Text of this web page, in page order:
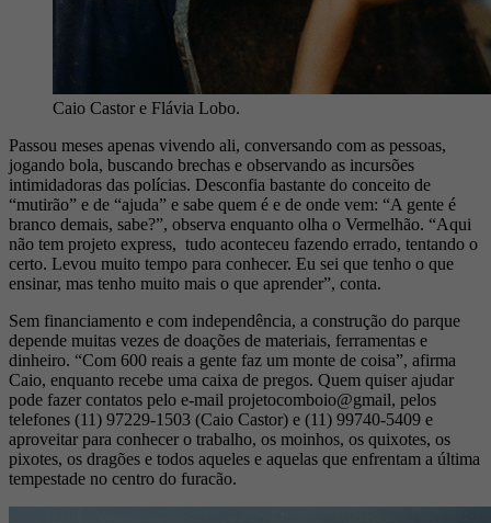
Caio Castor e Flávia Lobo.
Passou meses apenas vivendo ali, conversando com as pessoas,
jogando bola, buscando brechas e observando as incursões
intimidadoras das polícias. Desconfia bastante do conceito de
“mutirão” e de “ajuda” e sabe quem é e de onde vem: “A gente é
branco demais, sabe?”, observa enquanto olha o Vermelhão. “Aqui
não tem projeto express, tudo aconteceu fazendo errado, tentando o
certo. Levou muito tempo para conhecer. Eu sei que tenho o que
ensinar, mas tenho muito mais o que aprender”, conta.
Sem financiamento e com independência, a construção do parque
depende muitas vezes de doações de materiais, ferramentas e
dinheiro. “Com 600 reais a gente faz um monte de coisa”, afirma
Caio, enquanto recebe uma caixa de pregos. Quem quiser ajudar
pode fazer contatos pelo e-mail projetocomboio@gmail, pelos
telefones (11) 97229-1503 (Caio Castor) e (11) 99740-5409 e
aproveitar para conhecer o trabalho, os moinhos, os quixotes, os
pixotes, os dragões e todos aqueles e aquelas que enfrentam a última
tempestade no centro do furacão.